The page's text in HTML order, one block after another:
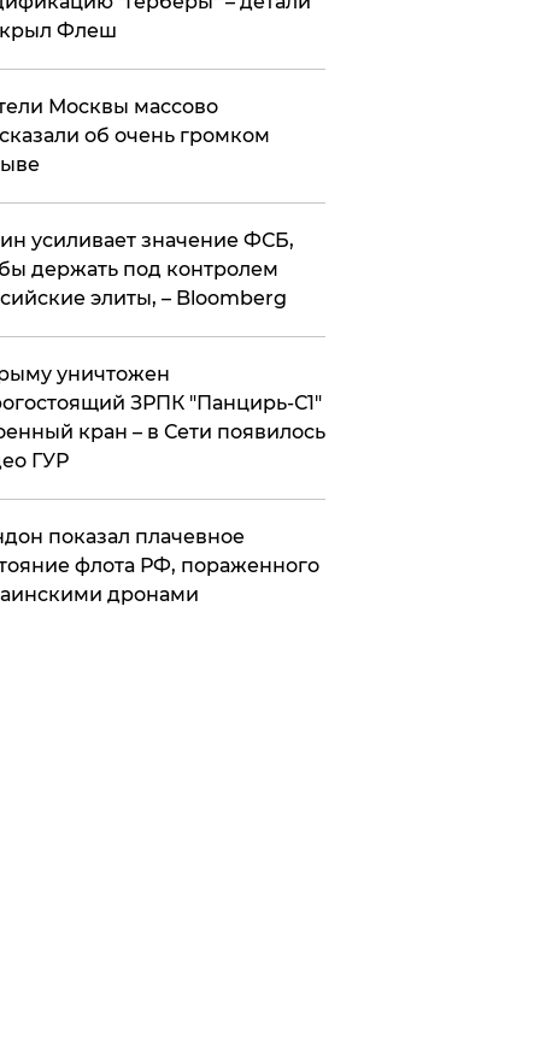
Флеш
Москвы массово
об очень громком
усиливает значение ФСБ,
держать под контролем
элиты, – Bloomberg
уничтожен
ЗРПК "Панцирь-С1"
кран – в Сети появилось
ГУР
показал плачевное
флота РФ, пораженного
дронами